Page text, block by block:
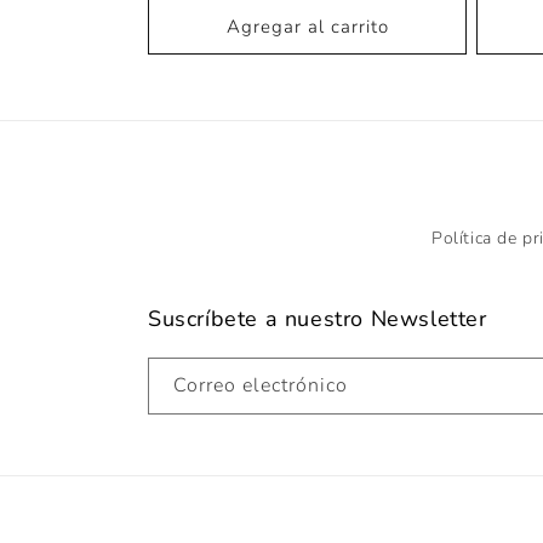
oferta
Agregar al carrito
Política de
Suscríbete a nuestro Newsletter
Correo electrónico